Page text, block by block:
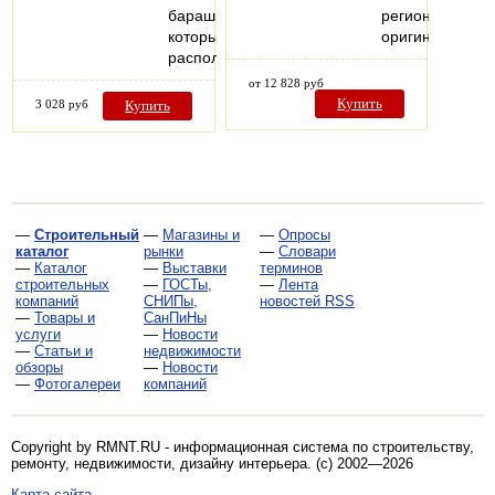
барашка,
который
расположен…
3 028 руб Купить
регионы
от 12 828 руб
Купить
— Строительный
каталог
— Каталог
строительных
компаний
— Товары и
услуги
— Статьи и
обзоры
— Фотогалереи
— Магазины и
рынки
— Выставки
— ГОСТы,
СНИПы,
СанПиНы
— Новости
недвижимости
— Новости
компаний
— Опросы
— Словари
терминов
— Лента
новостей RSS
Copyright by RMNT.RU - информационная система по строительству,
ремонту, недвижимости, дизайну интерьера. (c) 2002—2026